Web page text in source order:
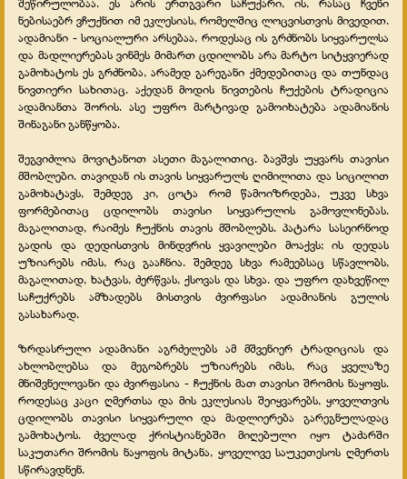
ნებისაებრ ვჩუქნით იმ ეკლესიას, რომელშიც ლოცვისთვის მივედით.
ადამიანი - სოციალური არსებაა, როდესაც ის გრძნობს სიყვარულსა
და მადლიერებას ვინმეს მიმართ ცდილობს არა მარტო სიტყვიერად
გამოხატოს ეს გრძნობა, არამედ გარეგანი ქმედებითაც და თუნდაც
ნივთიერი სახითაც. აქედან მოდის ნივთების ჩუქების ტრადიცია
ადამიანთა შორის. ასე უფრო მარტივად გამოიხატება ადამიანის
შინაგანი განწყობა.
შეგვიძლია მოვიტანოთ ასეთი მაგალითიც. ბავშვს უყვარს თავისი
მშობლები. თავიდან ის თავის სიყვარულს ღიმილითა და სიცილით
გამოხატავს, შემდეგ კი, ცოტა რომ წამოიზრდება, უკვე სხვა
ფორმებითაც ცდილობს თავისი სიყვარულის გამოვლინებას.
მაგალითად, რაიმეს ჩუქნის თავის მშობლებს. პატარა სასეირნოდ
გადის და დედისთვის მინდვრის ყვავილები მოაქვს; ის დედას
უზიარებს იმას, რაც გააჩნია. შემდეგ სხვა რამეებსაც სწავლობს,
მაგალითად, ხატვას, ძერწვას, ქსოვას და სხვა. და უფრო დახვეწილ
საჩუქრებს ამზადებს მისთვის ძვირფასი ადამიანის გულის
გასახარად.
ზრდასრული ადამიანი აგრძელებს ამ მშვენიერ ტრადიციას და
ახლობლებსა და მეგობრებს უზიარებს იმას, რაც ყველაზე
მნიშვნელოვანი და ძვირფასია - ჩუქნის მათ თავისი შრომის ნაყოფს.
როდესაც კაცი ღმერთსა და მის ეკლესიას შეიყვარებს, ყოველთვის
ცდილობს თავისი სიყვარული და მადლიერება გარეგნულადაც
გამოხატოს. ძველად ქრისტიანებში მიღებული იყო ტაძარში
საკუთარი შრომის ნაყოფის მიტანა, ყოველივე საუკეთესოს ღმერთს
სწირავდნენ.